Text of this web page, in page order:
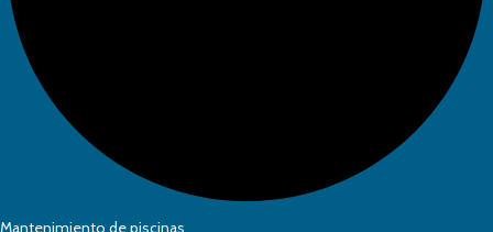
Mantenimiento de piscinas